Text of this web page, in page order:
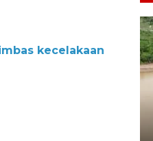
kecelakaan